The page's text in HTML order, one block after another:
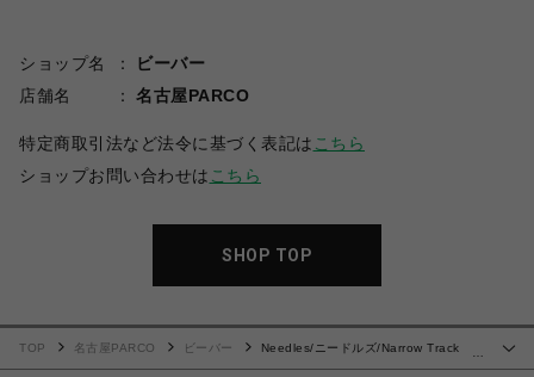
ショップ名
ビーバー
店舗名
名古屋PARCO
特定商取引法など法令に基づく表記は こちら
ショップお問い合わせは こちら
SHOP TOP
…
TOP 名古屋PARCO ビーバー
Needles/ニードルズ/Narrow Track